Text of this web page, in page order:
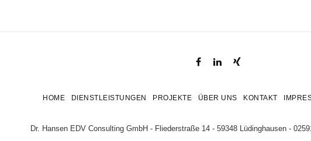
HOME DIENSTLEISTUNGEN PROJEKTE ÜBER UNS KONTAKT
Dr. Hansen EDV Consulting GmbH - Fliederstraße 14 - 59348 Lüdinghausen -